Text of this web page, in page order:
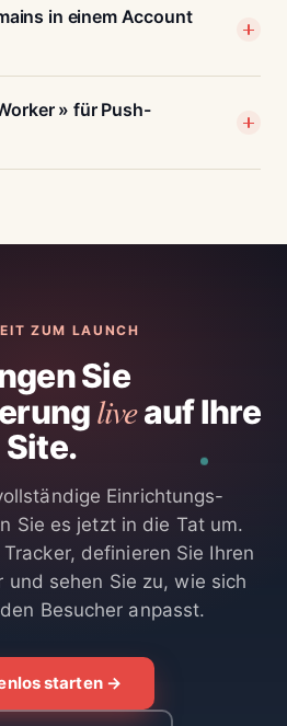
in einem Account
» für Push-
ZUM LAUNCH
Sie
liveauf Ihre
Site.
Einrichtungs-
Sie es jetzt in die Tat um.
definieren Sie Ihren
und sehen Sie zu, wie sich
Besucher anpasst.
starten →